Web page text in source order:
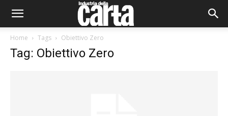
Home Tags Obiettivo Zero
Tag: Obiettivo Zero